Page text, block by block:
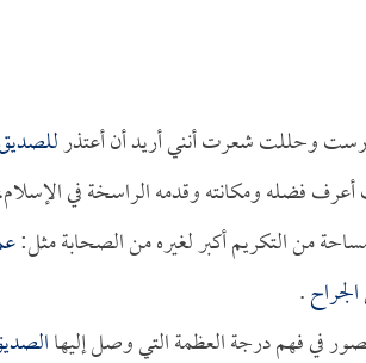
وحللت شعرت أنني أريد أن أعتذر
فضله ومكانته وقدمه الراسخة في
من التكريم أكبر لغيره من الصحابة مثل:
.
في فهم درجة العظمة التي وصل إليها